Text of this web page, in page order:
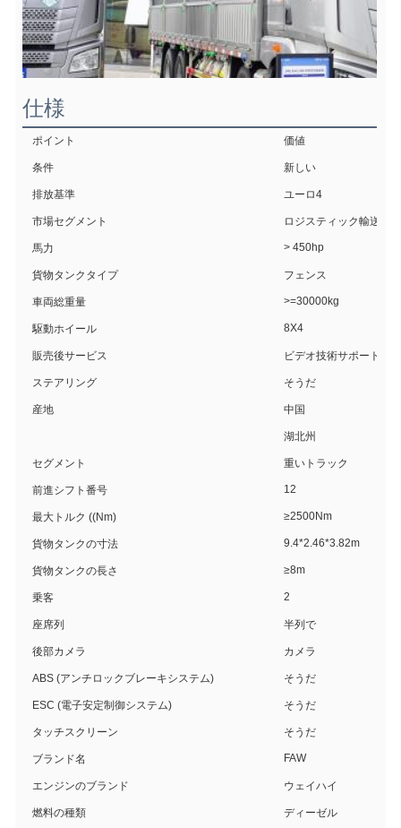
仕様
ポイント 価値
条件 新しい
排放基準 ユーロ4
市場セグメント ロジスティック輸送
馬力 > 450hp
貨物タンクタイプ フェンス
車両総重量 >=30000kg
駆動ホイール 8X4
販売後サービス ビデオ技術サポート,オ
ステアリング そうだ
産地 中国
湖北州
セグメント 重いトラック
前進シフト番号 12
最大トルク ((Nm) ≥2500Nm
貨物タンクの寸法 9.4*2.46*3.82m
貨物タンクの長さ ≥8m
乗客 2
座席列 半列で
後部カメラ カメラ
ABS (アンチロックブレーキシステム) そうだ
ESC (電子安定制御システム) そうだ
タッチスクリーン そうだ
ブランド名 FAW
エンジンのブランド ウェイハイ
燃料の種類 ディーゼル